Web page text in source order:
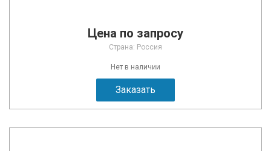
Цена по запросу
Страна: Россия
Нет в наличии
Заказать